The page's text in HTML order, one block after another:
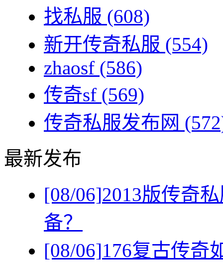
找私服 (608)
新开传奇私服 (554)
zhaosf (586)
传奇sf (569)
传奇私服发布网
最新发布
[08/06]2013版传奇
备？
[08/06]176复古传奇